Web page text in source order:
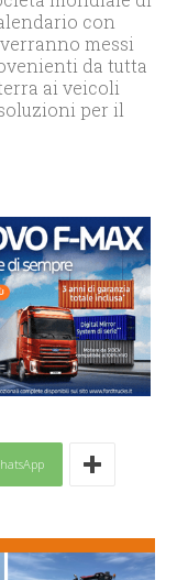
con
messi
da tutta
ai veicoli
per il